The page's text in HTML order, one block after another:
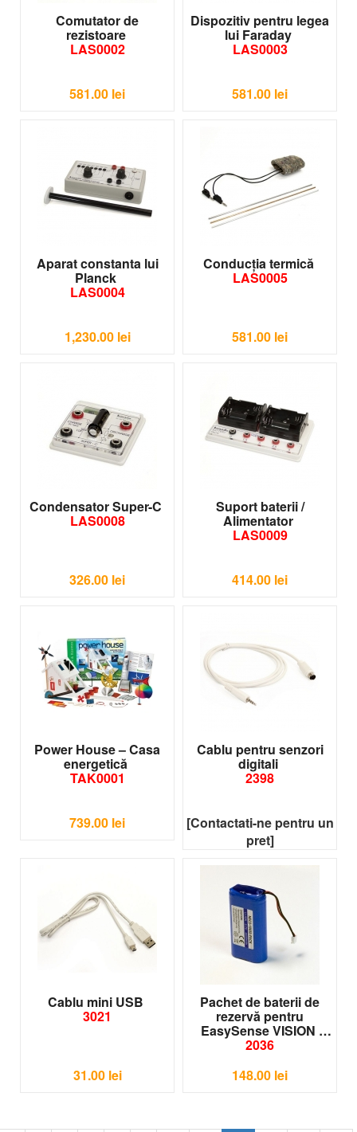
Comutator de
rezistoare
LAS0002
581.00 lei
Dispozitiv pentru legea
lui Faraday
LAS0003
581.00 lei
Aparat constanta lui
Planck
LAS0004
1,230.00 lei
Conducția termică
LAS0005
581.00 lei
Condensator Super-C
LAS0008
326.00 lei
Suport baterii /
Alimentator
LAS0009
414.00 lei
Power House – Casa
energetică
TAK0001
739.00 lei
Cablu pentru senzori
digitali
2398
[Contactati-ne pentru un
pret]
Cablu mini USB
3021
31.00 lei
Pachet de baterii de
rezervă pentru
EasySense VISION
2036
148.00 lei